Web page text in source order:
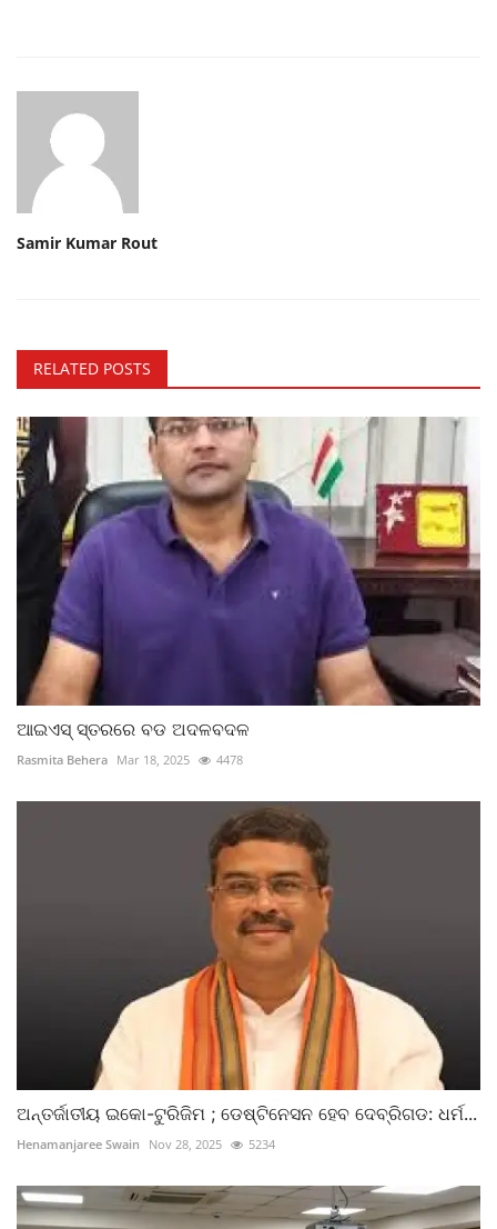
Samir Kumar Rout
RELATED POSTS
ଆଇଏସ୍ ସ୍ତରରେ ବଡ ଅଦଳବଦଳ
Rasmita Behera Mar 18, 2025 4478
ଅନ୍ତର୍ଜାତୀୟ ଇକୋ-ଟୁରିଜିମ ; ଡେଷ୍ଟିନେସନ ହେବ ଦେବ୍ରିଗଡ: ଧର୍ମ...
Henamanjaree Swain Nov 28, 2025 5234